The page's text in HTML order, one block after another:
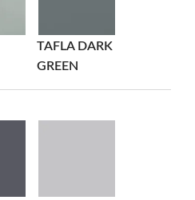
TAFLA DARK
GREEN